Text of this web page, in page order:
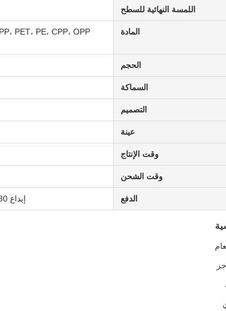
اللمسة النهائية للسطح
المادة
الحجم
السماكة
التصميم
عينة
وقت الإنتاج
وقت الشحن
الدفع إيداع 30٪، الرصيد قبل الشحن؛ EXW؛ FOB؛ CNF؛ CIF؛ نسخة من T/T، L/C مقبولة